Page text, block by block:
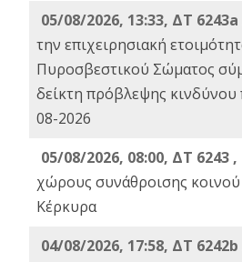
05/08/2026, 13:33, ΔΤ 6243a
την επιχειρησιακή
Πυροσβεστικού Σώματος
δείκτη πρόβλεψης κινδύνου
08-2026
05/08/2026, 08:00, ΔΤ 6243 ,
χώρους συνάθροισης κοινού
Κέρκυρα
04/08/2026, 17:58, ΔΤ 6242b